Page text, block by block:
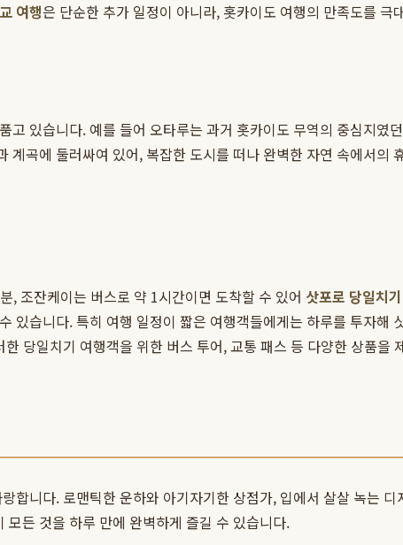
여행은 단순한 추가 일정이 아니라, 홋카이도 여행의 만족도를 극
있습니다. 예를 들어 오타루는 과거 홋카이도 무역의 중심지였
곡에 둘러싸여 있어, 복잡한 도시를 떠나 완벽한 자연 속에서의
, 조잔케이는 버스로 약 1시간이면 도착할 수 있어 삿포로 당일치기
습니다. 특히 여행 일정이 짧은 여행객들에게는 하루를 투자해
일치기 여행객을 위한 버스 투어, 교통 패스 등 다양한 상품을
니다. 로맨틱한 운하와 아기자기한 상점가, 입에서 살살 녹는
모든 것을 하루 만에 완벽하게 즐길 수 있습니다.